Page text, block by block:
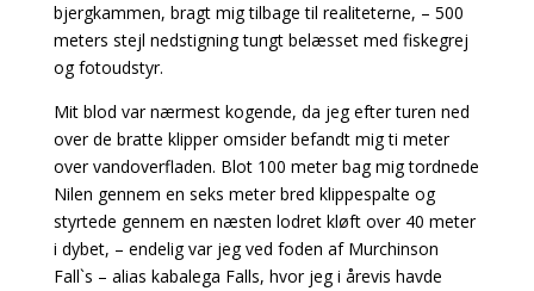
bjergkammen, bragt mig tilbage til realiteterne, – 500
meters stejl nedstigning tungt belæsset med fiskegrej
og fotoudstyr.
Mit blod var nærmest kogende, da jeg efter turen ned
over de bratte klipper omsider befandt mig ti meter
over vandoverfladen. Blot 100 meter bag mig tordnede
Nilen gennem en seks meter bred klippespalte og
styrtede gennem en næsten lodret kløft over 40 meter
i dybet, – endelig var jeg ved foden af Murchinson
Fall`s – alias kabalega Falls, hvor jeg i årevis havde